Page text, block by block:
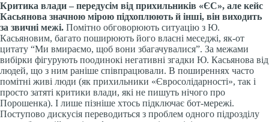
Критика влади – передусім від прихильників «ЄС», але кейс
Касьянова значною мірою підхоплюють й інші, він виходить
за звичні межі. Помітно обговорюють ситуацію з Ю.
Касьяновим, багато поширюють його власні меседжі, як-от
цитату “Ми вмираємо, щоб вони збагачувалися”. За межами
вибірки фігурують поодинокі негативні згадки Ю. Касьянова від
людей, що з ним раніше співпрацювали. В поширеннях часто
помітні живі люди (як прихильники «Євросолідарності», так і
просто затяті критики влади, які не пишуть нічого про
Порошенка). І лише пізніше хтось підключає бот-мережі.
Поступово дискусія переводиться з проблем одного підрозділу